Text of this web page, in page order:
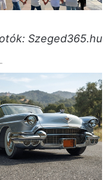
Szeged365.hu